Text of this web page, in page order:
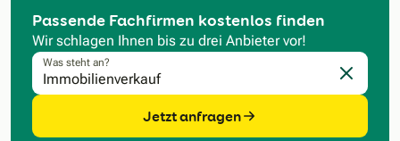
Passende Fachfirmen kostenlos finden
Wir schlagen Ihnen bis zu drei Anbieter vor!
Was steht an?
Eingabe
Jetzt anfragen